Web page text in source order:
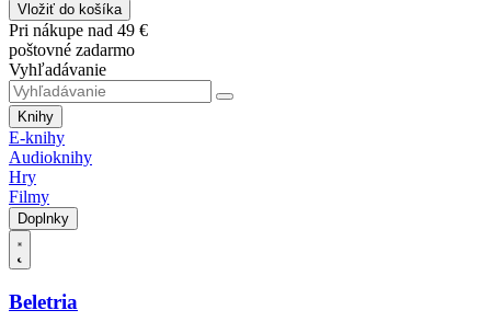
Vložiť do košíka
Pri nákupe nad 49 €
poštovné zadarmo
Vyhľadávanie
Knihy
E-knihy
Audioknihy
Hry
Filmy
Doplnky
Beletria